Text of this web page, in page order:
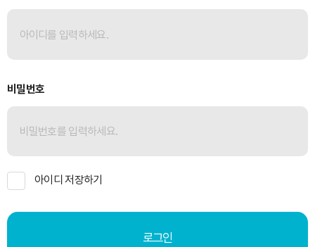
비밀번호
아이디 저장하기
로그인